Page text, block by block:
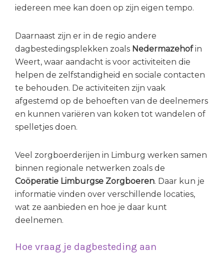
iedereen mee kan doen op zijn eigen tempo.
Daarnaast zijn er in de regio andere
dagbestedingsplekken zoals Nedermazehofin
Weert, waar aandacht is voor activiteiten die
helpen de zelfstandigheid en sociale contacten
te behouden. De activiteiten zijn vaak
afgestemd op de behoeften van de deelnemers
en kunnen variëren van koken tot wandelen of
spelletjes doen.
Veel zorgboerderijen in Limburg werken samen
binnen regionale netwerken zoals de
Coöperatie Limburgse Zorgboeren. Daar kun je
informatie vinden over verschillende locaties,
wat ze aanbieden en hoe je daar kunt
deelnemen.
Hoe vraag je dagbesteding aan